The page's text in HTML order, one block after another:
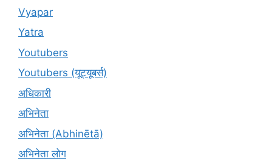
Vyapar
Yatra
Youtubers
Youtubers (यूट्यूबर्स)
अधिकारी
अभिनेता
अभिनेता (Abhinētā)
अभिनेता लोग